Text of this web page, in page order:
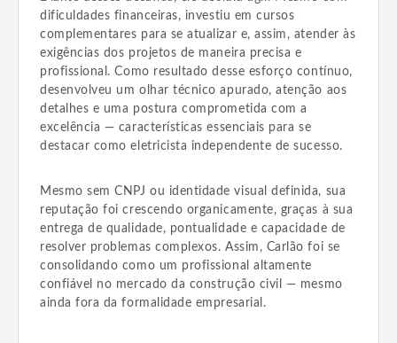
dificuldades financeiras, investiu em cursos
complementares para se atualizar e, assim, atender às
exigências dos projetos de maneira precisa e
profissional. Como resultado desse esforço contínuo,
desenvolveu um olhar técnico apurado, atenção aos
detalhes e uma postura comprometida com a
excelência — características essenciais para se
destacar como eletricista independente de sucesso.
Mesmo sem CNPJ ou identidade visual definida, sua
reputação foi crescendo organicamente, graças à sua
entrega de qualidade, pontualidade e capacidade de
resolver problemas complexos. Assim, Carlão foi se
consolidando como um profissional altamente
confiável no mercado da construção civil — mesmo
ainda fora da formalidade empresarial.